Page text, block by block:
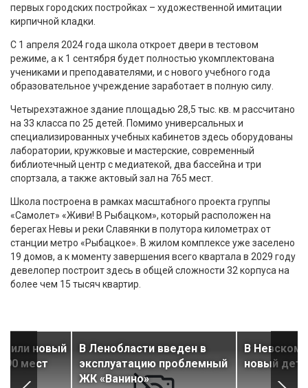
первых городских постройках – художественной имитации
кирпичной кладки.
С 1 апреля 2024 года школа откроет двери в тестовом
режиме, а к 1 сентября будет полностью укомплектована
учениками и преподавателями, и с нового учебного года
образовательное учреждение заработает в полную силу.
Четырехэтажное здание площадью 28,5 тыс. кв. м рассчитано
на 33 класса по 25 детей. Помимо универсальных и
специализированных учебных кабинетов здесь оборудованы
лаборатории, кружковые и мастерские, современный
библиотечный центр с медиатекой, два бассейна и три
спортзала, а также актовый зал на 765 мест.
Школа построена в рамках масштабного проекта группы
«Самолет» «Живи! В Рыбацком», который расположен на
берегах Невы и реки Славянки в полутора километрах от
станции метро «Рыбацкое». В жилом комплексе уже заселено
19 домов, а к моменту завершения всего квартала в 2029 году
девелопер построит здесь в общей сложности 32 корпуса на
более чем 15 тысяч квартир.
новый
мест
В Ленобласти введен в
эксплуатацию проблемный
ЖК «Ванино»
В Невском
новый